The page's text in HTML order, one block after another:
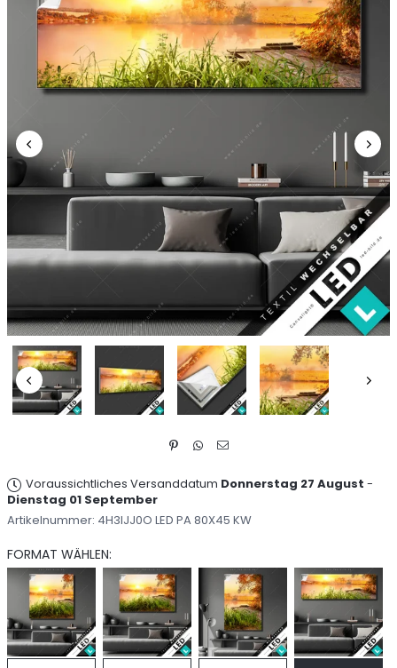
Voraussichtliches Versanddatum Donnerstag 27 August -
Dienstag 01 September
Artikelnummer: 4H3IJJ0O LED PA 80X45 KW
FORMAT WÄHLEN: